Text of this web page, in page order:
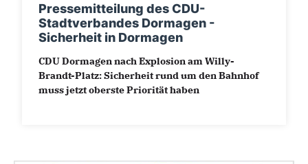
Pressemitteilung des CDU-
Stadtverbandes Dormagen -
Sicherheit in Dormagen
CDU Dormagen nach Explosion am Willy-
Brandt-Platz: Sicherheit rund um den Bahnhof
muss jetzt oberste Priorität haben